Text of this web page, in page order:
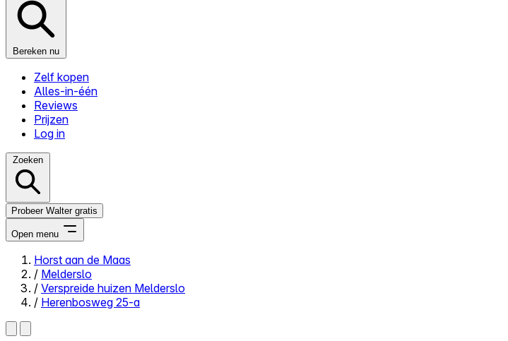
Bereken nu
Zelf kopen
Alles-in-één
Reviews
Prijzen
Log in
Zoeken
Probeer Walter gratis
Open menu
Close menu
Horst aan de Maas
/ Melderslo
/ Verspreide huizen Melderslo
/ Herenbosweg 25-a